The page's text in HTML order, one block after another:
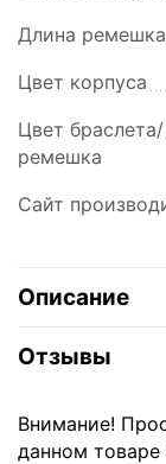
Длина ремешка
Цвет корпуса
Цвет браслета/
ремешка
Сайт
Описание
Отзывы
Внимание!
данном